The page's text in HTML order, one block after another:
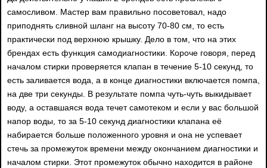
самосливом. Мастер вам правильно посоветовал, надо
приподнять сливной шланг на высоту 70-80 см, то есть
практически под верхнюю крышку. Дело в том, что на этих
брендах есть функция самодиагностики. Короче говоря, перед
началом стирки проверяется клапан в течение 5-10 секунд, то
есть заливается вода, а в конце диагностики включается помпа,
на две три секунды. В результате помпа чуть-чуть выкидывает
воду, а оставшаяся вода течет самотеком и если у вас большой
напор воды, то за 5-10 секунд диагностики клапана её
набирается больше положенного уровня и она не успевает
стечь за промежуток времени между окончанием диагностики и
началом стирки. Этот промежуток обычно находится в районе